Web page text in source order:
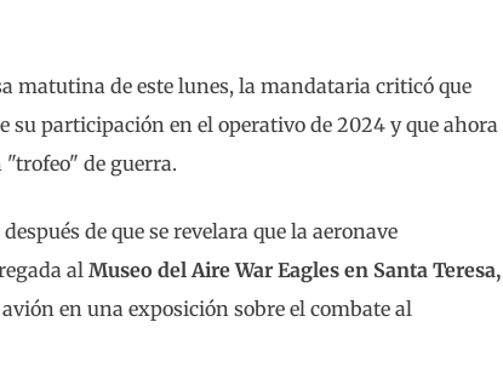
matutina de este lunes, la mandataria criticó que
su participación en el operativo de 2024 y que ahora
de guerra.
de que se revelara que la aeronave
al Museo del Aire War Eagles en Santa Teresa,
en una exposición sobre el combate al